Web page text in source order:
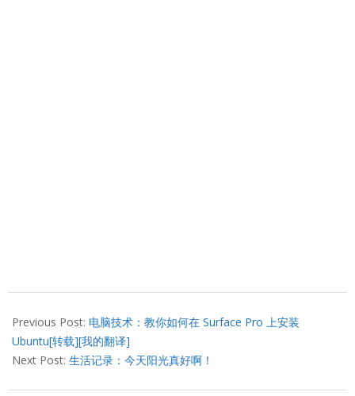
06-
03
Previous Post: 电脑技术：教你如何在 Surface Pro 上安装
Ubuntu[转载][我的翻译]
Next Post: 生活记录：今天阳光真好啊！